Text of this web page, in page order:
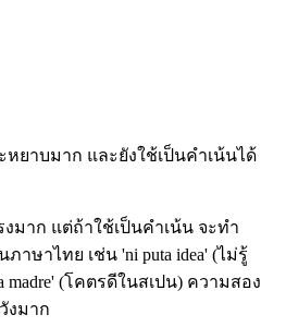
ยาบมาก และยังใช้เป็นคำเน้นได้
มาก แต่ถ้าใช้เป็นคำเน้น จะทำ
ษาไทย เช่น 'ni puta idea' (ไม่รู้
madre' (โคตรดีในสเปน) ความสอง
งมาก